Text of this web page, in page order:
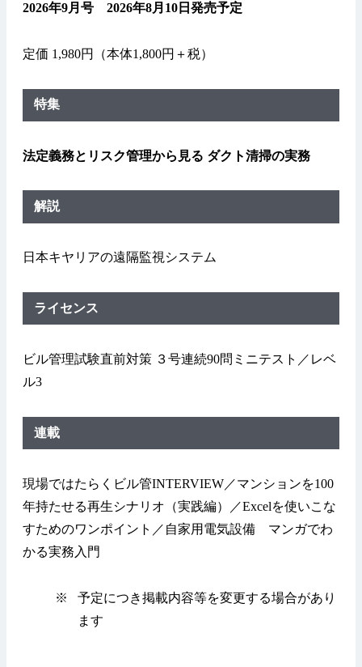
2026年9月号 2026年8月10日発売予定
定価 1,980円（本体1,800円＋税）
特集
法定義務とリスク管理から見る ダクト清掃の実務
解説
日本キヤリアの遠隔監視システム
ライセンス
ビル管理試験直前対策 ３号連続90問ミニテスト／レベ
ル3
連載
現場ではたらくビル管INTERVIEW／マンションを100
年持たせる再生シナリオ（実践編）／Excelを使いこな
すためのワンポイント／自家用電気設備 マンガでわ
かる実務入門
※
予定につき掲載内容等を変更する場合があり
ます